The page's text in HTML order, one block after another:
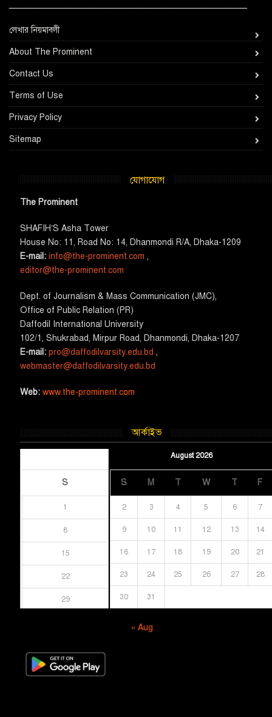
লেখার নিয়মাবলী
About The Prominent
Contact Us
Terms of Use
Privacy Policy
Sitemap
যোগাযোগ
The Prominent
SHAFIH’S Asha​ Tower​
House No: 11, Road No: 14, Dhanmondi R/A, Dhaka-1209
E-mail:info@the-prominent.com ,
editor@the-prominent.com
​Dept. of Journalism & Mass Communication (JMC)​,
Office of Public Relation (PR)
​Daffodil International University
102/1, Shukrabad, Mirpur Road, Dhanmondi, Dhaka-1207
E-mail:pro@daffodilvarsity.edu.bd ,
webmaster@daffodilvarsity.edu.bd
Web:www.the-prominent.com
আর্কাইভ
August 2026
S M T W T F
2 3 4 5 6 7
9 10 11 12 13 14
16 17 18 19 20 21
23 24 25 26 27 28
30 31
S
1
8
15
22
29
« Aug